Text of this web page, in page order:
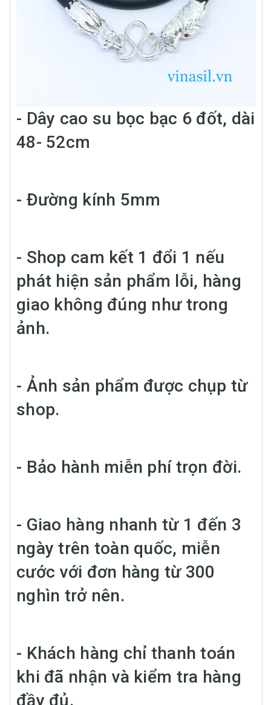
- Dây cao su bọc bạc 6 đốt, dài
48- 52cm
- Đường kính 5mm
- Shop cam kết 1 đổi 1 nếu
phát hiện sản phẩm lỗi, hàng
giao không đúng như trong
ảnh.
- Ảnh sản phẩm được chụp từ
shop.
- Bảo hành miễn phí trọn đời.
- Giao hàng nhanh từ 1 đến 3
ngày trên toàn quốc, miễn
cước với đơn hàng từ 300
nghìn trở nên.
- Khách hàng chỉ thanh toán
khi đã nhận và kiểm tra hàng
đầy đủ.